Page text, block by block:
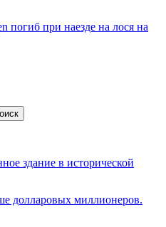
погиб при наезде на лося на
здание в исторической
долларовых миллионеров.